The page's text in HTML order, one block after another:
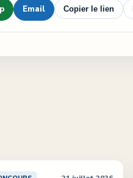
Email Copier le lien